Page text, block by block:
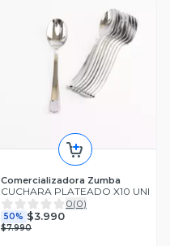
Comercializadora Zumba
CUCHARA PLATEADO X10 UNI
0(0)
50% $3.990
$7.990